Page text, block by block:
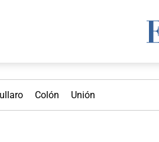
Colón Unión